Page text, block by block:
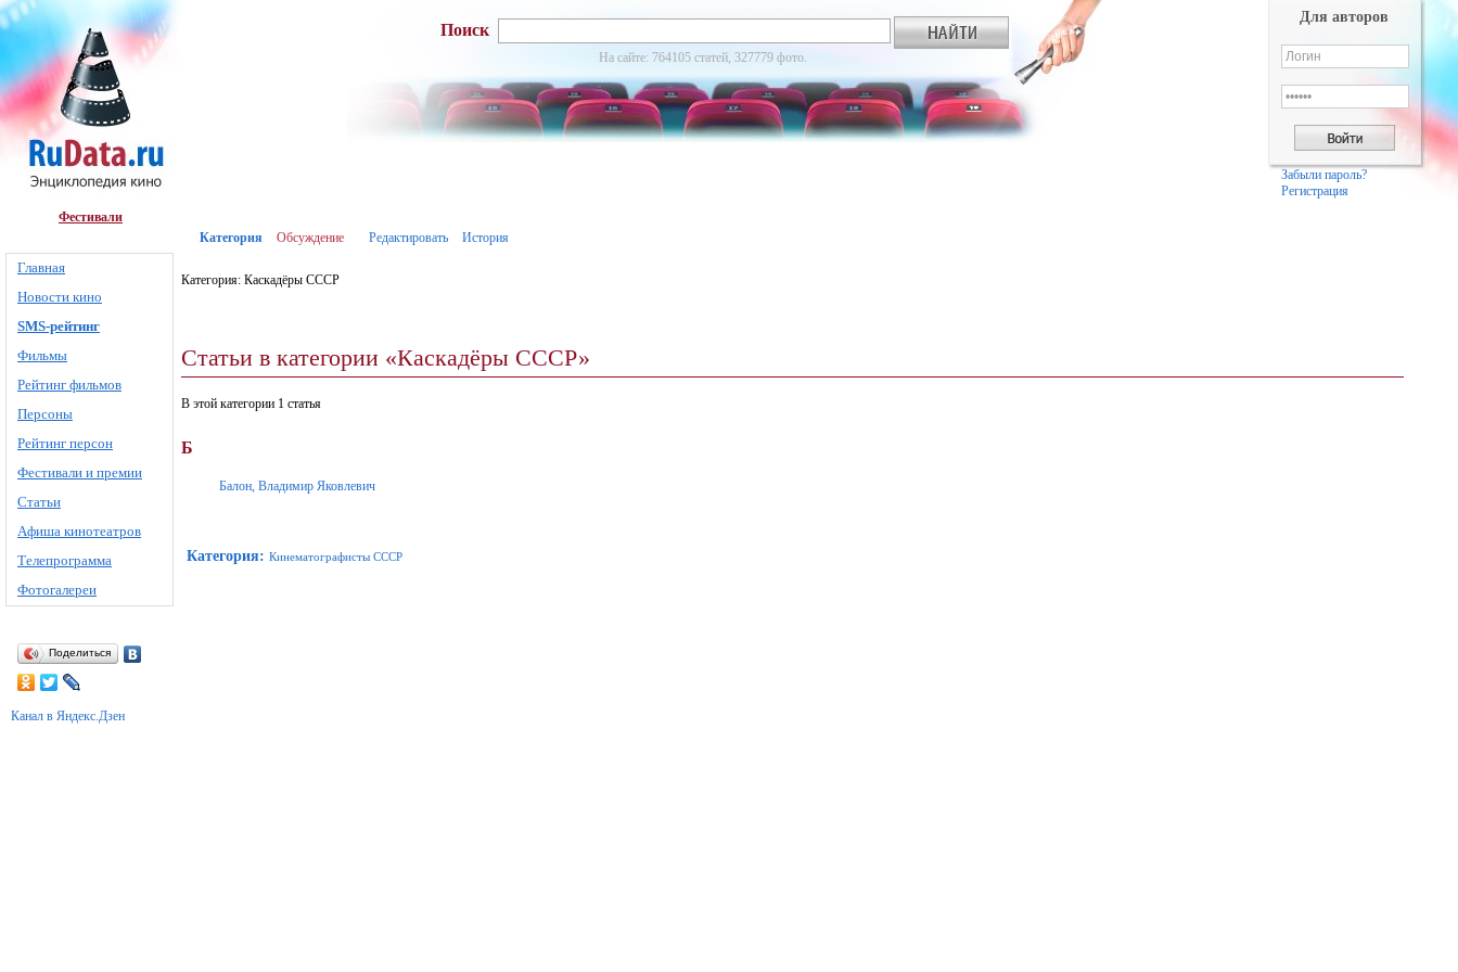
Фестивали
Главная
Новости кино
SMS-рейтинг
Фильмы
Рейтинг фильмов
Персоны
Рейтинг персон
Фестивали и премии
Статьи
Афиша кинотеатров
Телепрограмма
Фотогалереи
Поделиться
Канал в Яндекс.Дзен
Поиск
На сайте: 764105 статей, 327779 фото.
Для авторов
Забыли пароль?
Регистрация
Категория Обсуждение Редактировать История
Категория: Каскадёры СССР
Статьи в категории «Каскадёры СССР»
В этой категории 1 статья
Б
Балон, Владимир Яковлевич
Категория: Кинематографисты СССР